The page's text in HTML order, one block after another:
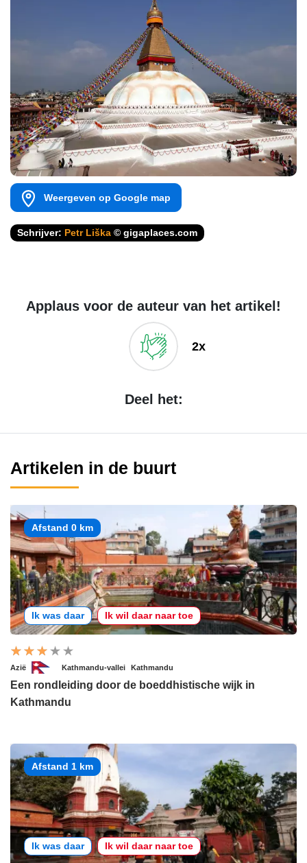
Weergeven op Google map
Schrijver: Petr Liška © gigaplaces.com
Applaus voor de auteur van het artikel!
2x
Deel het:
Artikelen in de buurt
Afstand 0 km
Ik was daar Ik wil daar naar toe
Azië Kathmandu-vallei Kathmandu
Een rondleiding door de boeddhistische wijk in
Kathmandu
Afstand 1 km
Ik was daar Ik wil daar naar toe